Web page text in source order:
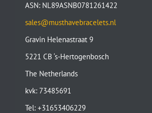
ASN: NL89ASNB0781261422
sales@musthavebracelets.nl
Gravin Helenastraat 9
5221 CB ‘s-Hertogenbosch
The Netherlands
kvk: 73485691
Tel: +31653406229